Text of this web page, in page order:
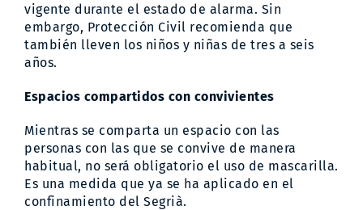
vigente durante el estado de alarma. Sin
embargo, Protección Civil recomienda que
también lleven los niños y niñas de tres a seis
años.
Espacios compartidos con convivientes
Mientras se comparta un espacio con las
personas con las que se convive de manera
habitual, no será obligatorio el uso de mascarilla.
Es una medida que ya se ha aplicado en el
confinamiento del Segrià.